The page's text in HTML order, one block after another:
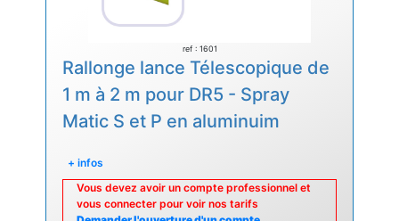
ref : 1601
Rallonge lance Télescopique de
1 m à 2 m pour DR5 - Spray
Matic S et P en aluminuim
+ infos
Vous devez avoir un compte professionnel et
vous connecter pour voir nos tarifs